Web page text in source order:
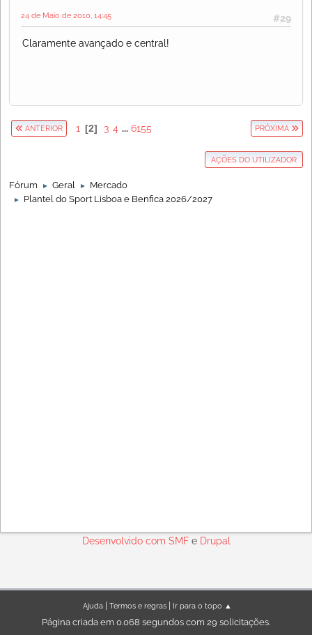
#29
24 de Maio de 2010, 14:45
Claramente avançado e central!
ANTERIOR 1 2 3 4 ... 6155 PRÓXIMA
AÇÕES DO UTILIZADOR
Fórum ► Geral ► Mercado
► Plantel do Sport Lisboa e Benfica 2026/2027
Desenvolvido com SMFe Drupal
Ajuda| Termos e regras| Ir para o topo ▲
Página criada em 0.068 segundos com 29 solicitações.